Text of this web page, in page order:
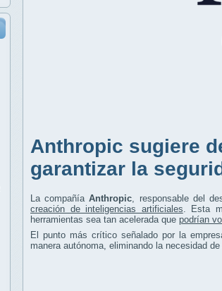
Anthropic sugiere
garantizar la
La compañíaAnthropic, responsable del
creación de inteligencias artificiales. Esta
herramientas sea tan acelerada que podrían
El punto más crítico señalado por la
manera autónoma, eliminando la necesidad